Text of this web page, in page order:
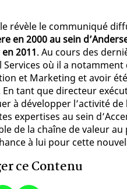
révèle le communiqué
en 2000 au sein
2011. Au cours des
Services où il a
et Marketing et avoir
En tant que directeur
à développer l’activité
expertises au sein
de la chaîne de valeur
à lui pour cette
ce Contenu